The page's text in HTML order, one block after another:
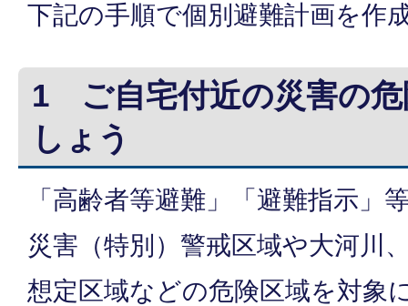
下記の手順で個別避難計画を作
1 ご自宅付近の災害の危
しょう
「高齢者等避難」「避難指示」
災害（特別）警戒区域や大河川
想定区域などの危険区域を対象